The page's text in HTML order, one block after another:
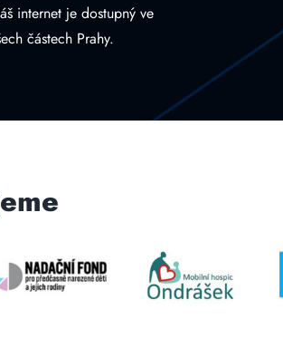
internet je dostupný ve
částech Prahy.